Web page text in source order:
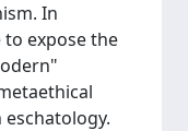
In
expose the